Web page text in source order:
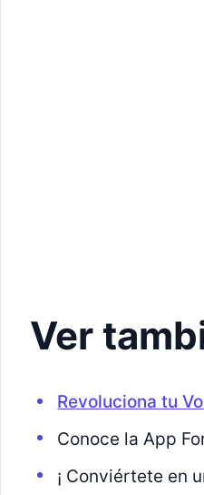
Ver
Revoluciona tu
Conoce la App
¡ Conviértete en